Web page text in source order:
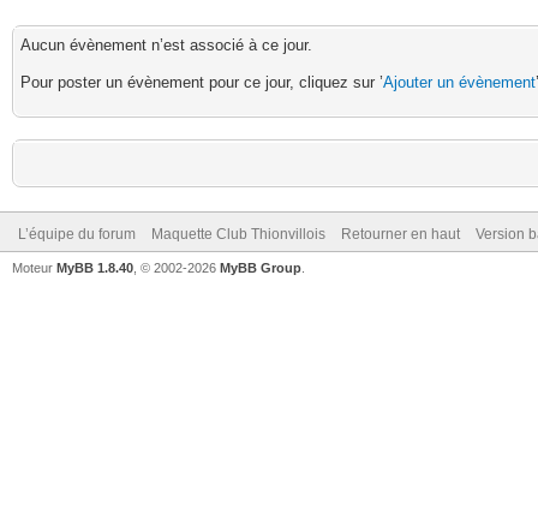
Aucun évènement n’est associé à ce jour.
Pour poster un évènement pour ce jour, cliquez sur ’Ajouter un évènement
L’équipe du forum Maquette Club Thionvillois Retourner en haut Version
Moteur MyBB 1.8.40 , © 2002-2026 MyBB Group